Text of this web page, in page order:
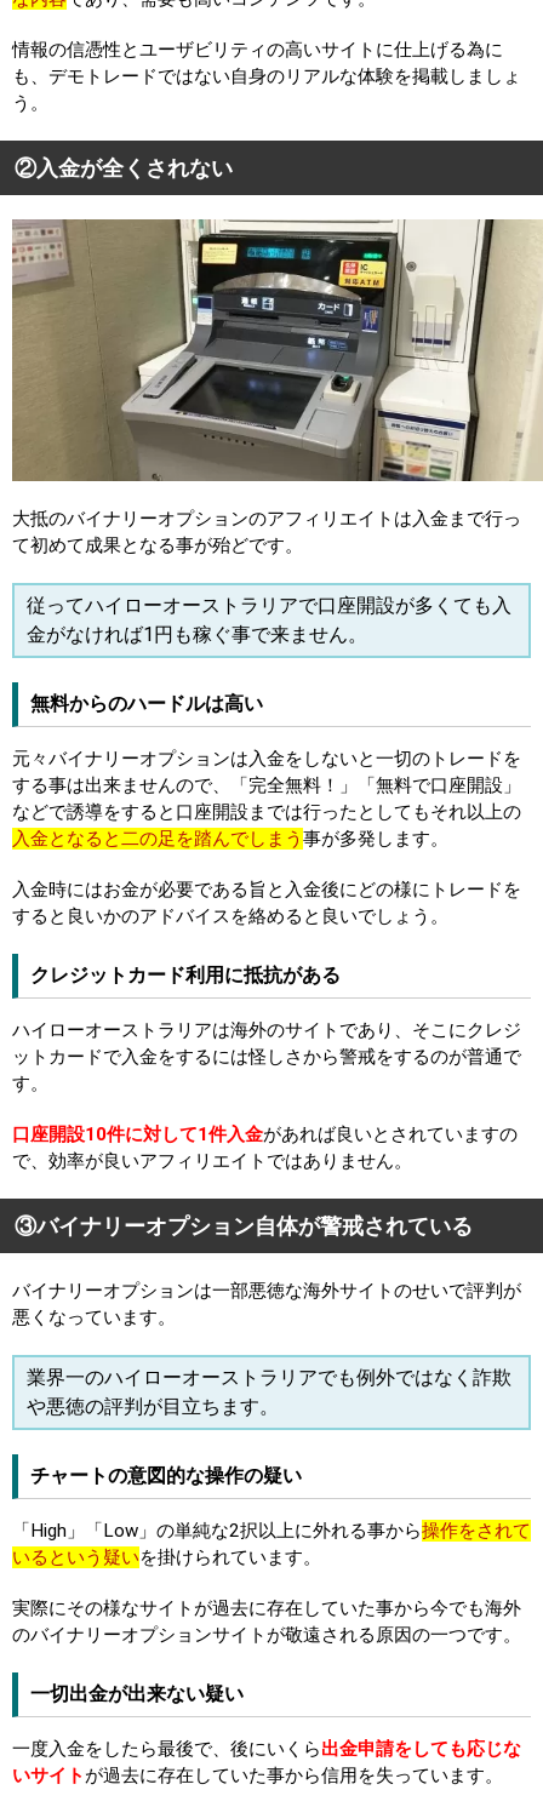
情報の信憑性とユーザビリティの高いサイトに仕上げる為に
も、デモトレードではない自身のリアルな体験を掲載しましょ
う。
②入金が全くされない
大抵のバイナリーオプションのアフィリエイトは入金まで行っ
て初めて成果となる事が殆どです。
従ってハイローオーストラリアで口座開設が多くても入
金がなければ1円も稼ぐ事で来ません。
無料からのハードルは高い
元々バイナリーオプションは入金をしないと一切のトレードを
する事は出来ませんので、「完全無料！」「無料で口座開設」
などで誘導をすると口座開設までは行ったとしてもそれ以上の
入金となると二の足を踏んでしまう 事が多発します。
入金時にはお金が必要である旨と入金後にどの様にトレードを
すると良いかのアドバイスを絡めると良いでしょう。
クレジットカード利用に抵抗がある
ハイローオーストラリアは海外のサイトであり、そこにクレジ
ットカードで入金をするには怪しさから警戒をするのが普通で
す。
口座開設10件に対して1件入金があれば良いとされていますの
で、効率が良いアフィリエイトではありません。
③バイナリーオプション自体が警戒されている
バイナリーオプションは一部悪徳な海外サイトのせいで評判が
悪くなっています。
業界一のハイローオーストラリアでも例外ではなく詐欺
や悪徳の評判が目立ちます。
チャートの意図的な操作の疑い
「High」「Low」の単純な2択以上に外れる事から操作をされて
いるという疑いを掛けられています。
実際にその様なサイトが過去に存在していた事から今でも海外
のバイナリーオプションサイトが敬遠される原因の一つです。
一切出金が出来ない疑い
一度入金をしたら最後で、後にいくら出金申請をしても応じな
いサイト が過去に存在していた事から信用を失っています。